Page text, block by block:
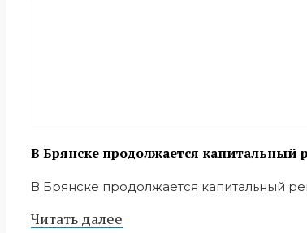
В Брянске продолжается капитальный
В Брянске продолжается капитальный
Читать далее